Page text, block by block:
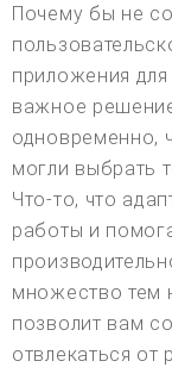
Почему бы не
приложения
важное
одновременно,
могли выбрать
Что-то, что
работы и
множество тем
позволит вам
отвлекаться от